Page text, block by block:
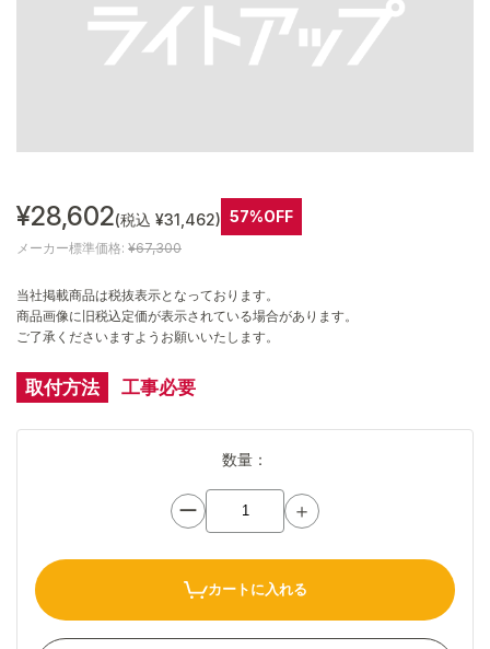
¥28,602(税込 ¥31,462) 57%OFF
メーカー標準価格: ¥67,300
当社掲載商品は税抜表示となっております。
商品画像に旧税込定価が表示されている場合があります。
ご了承くださいますようお願いいたします。
取付方法 工事必要
数量：
ー ＋
カートに入れる